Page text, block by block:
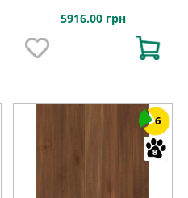
5916.00 грн
6